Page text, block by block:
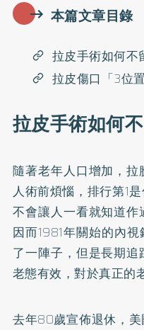
本篇文章目錄
拉皮手術如何不
拉皮傷口「3位
拉皮手術如何
隨著老年人口增加，
人術前煩惱，排行第1
不會讓人一看就知道作
因而1981年關始的內
了一陣子，但是長期
老態有效，對於真正的
去年80歲宣佈退休，